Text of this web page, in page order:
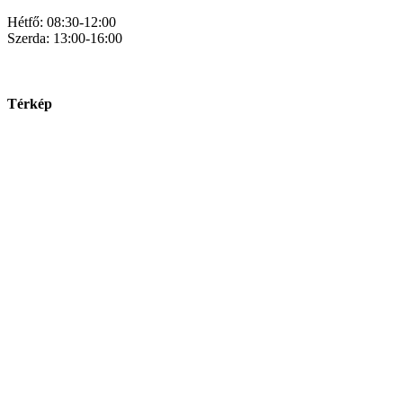
Hétfő: 08:30-12:00
Szerda: 13:00-16:00
Térkép